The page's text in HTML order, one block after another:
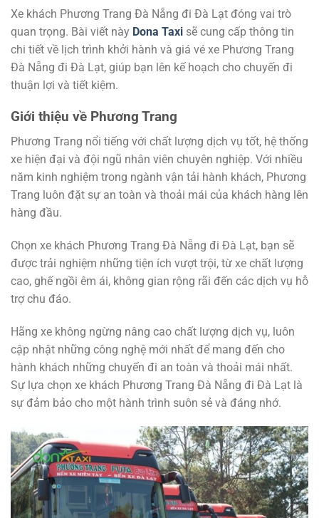
Xe khách Phương Trang Đà Nẵng đi Đà Lạt đóng vai trò
quan trọng. Bài viết này Dona Taxi sẽ cung cấp thông tin
chi tiết về lịch trình khởi hành và giá vé xe Phương Trang
Đà Nẵng đi Đà Lạt, giúp bạn lên kế hoạch cho chuyến đi
thuận lợi và tiết kiệm.
Giới thiệu về Phương Trang
Phương Trang nổi tiếng với chất lượng dịch vụ tốt, hệ thống
xe hiện đại và đội ngũ nhân viên chuyên nghiệp. Với nhiều
năm kinh nghiệm trong ngành vận tải hành khách, Phương
Trang luôn đặt sự an toàn và thoải mái của khách hàng lên
hàng đầu.
Chọn xe khách Phương Trang Đà Nẵng đi Đà Lạt, bạn sẽ
được trải nghiệm những tiện ích vượt trội, từ xe chất lượng
cao, ghế ngồi êm ái, không gian rộng rãi đến các dịch vụ hỗ
trợ chu đáo.
Hãng xe không ngừng nâng cao chất lượng dịch vụ, luôn
cập nhật những công nghệ mới nhất để mang đến cho
hành khách những chuyến đi an toàn và thoải mái nhất.
Sự lựa chọn xe khách Phương Trang Đà Nẵng đi Đà Lạt là
sự đảm bảo cho một hành trình suôn sẻ và đáng nhớ.